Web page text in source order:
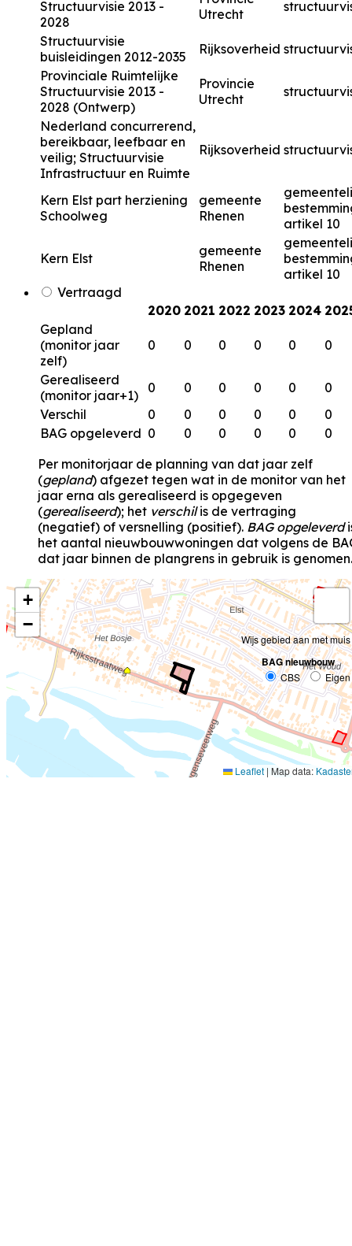
Structuurvisie 2013 -
2028
Utrecht
Structuurvisie
buisleidingen 2012-2035
Rijksoverheid
Provinciale Ruimtelijke
Structuurvisie 2013 -
2028 (Ontwerp)
Provincie
Utrecht
Nederland concurrerend,
bereikbaar, leefbaar en
veilig; Structuurvisie
Infrastructuur en Ruimte
Rijksoverheid
Kern Elst part herziening
Schoolweg
gemeente
Rhenen
artikel 10
Kern Elst
gemeente
Rhenen
artikel 10
Vertraagd
2020 2021 2022 2023 2024
Gepland
(monitor jaar
zelf)
0 0 0 0 0 0
Gerealiseerd
(monitor jaar+1)
0 0 0 0 0
0
Verschil
0 0 0 0 0
0
BAG opgeleverd 0 0 0 0 0
0
Per monitorjaar de planning van dat jaar zelf
(gepland) afgezet tegen wat in de monitor van het
jaar erna als gerealiseerd is opgegeven
(gerealiseerd); het verschilis de vertraging
(negatief) of versnelling (positief). BAG opgeleverd
het aantal nieuwbouwwoningen dat volgens de
dat jaar binnen de plangrens in gebruik is genomen.
+
−
Wijs gebied aan met muis
BAG nieuwbouw
CBS Eigen
Leaflet | Map data: